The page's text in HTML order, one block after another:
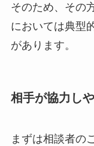
そのため、その
においては典型
があります。
相手が協力し
まずは相談者の